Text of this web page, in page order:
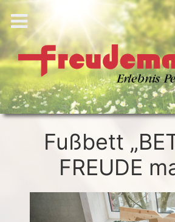
Fußbett
FREUDE